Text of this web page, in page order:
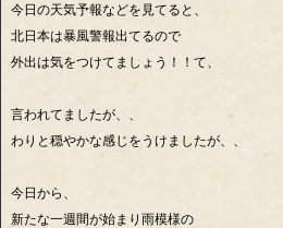
今日の天気予報などを見てると、
北日本は暴風警報出てるので
外出は気をつけてましょう！！て、
言われてましたが、、
わりと穏やかな感じをうけましたが、、
今日から、
新たな一週間が始まり雨模様の